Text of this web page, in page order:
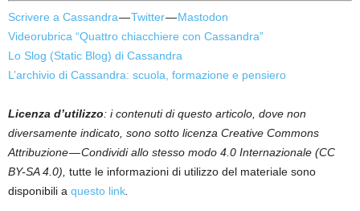
Scrivere a Cassandra—Twitter—Mastodon
Videorubrica “Quattro chiacchiere con Cassandra”
Lo Slog (Static Blog) di Cassandra
L’archivio di Cassandra: scuola, formazione e pensiero
Licenza d’utilizzo: i contenuti di questo articolo, dove non
diversamente indicato, sono sotto licenza Creative Commons
Attribuzione — Condividi allo stesso modo 4.0 Internazionale (CC
BY-SA 4.0), tutte le informazioni di utilizzo del materiale sono
disponibili a questo link